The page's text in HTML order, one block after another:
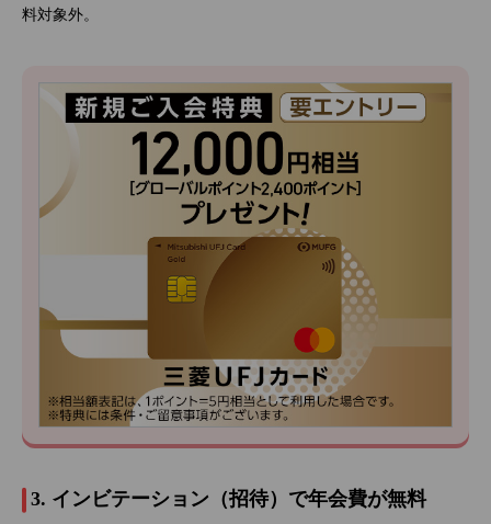
料対象外。
3. インビテーション（招待）で年会費が無料